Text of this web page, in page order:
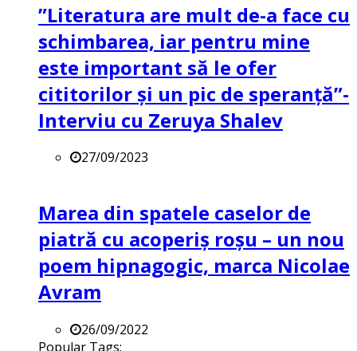
”Literatura are mult de-a face cu
schimbarea, iar pentru mine
este important să le ofer
cititorilor și un pic de speranță”-
Interviu cu Zeruya Shalev
27/09/2023
Marea din spatele caselor de
piatră cu acoperiș roșu – un nou
poem hipnagogic, marca Nicolae
Avram
26/09/2022
Popular Tags: